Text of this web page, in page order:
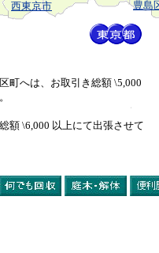
豊島
西東京市
町へは、お取引き総額 \5,000
額 \6,000 以上にて出張させて